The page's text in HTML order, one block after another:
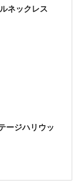
ネックレス
ージハリウッ